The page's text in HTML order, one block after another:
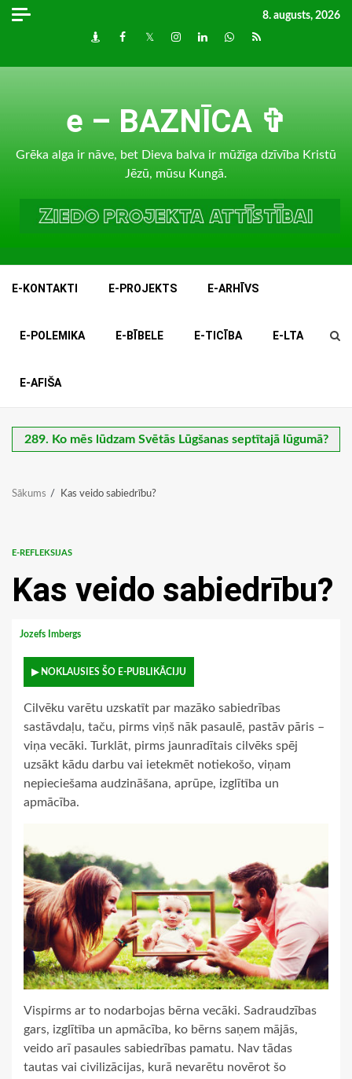
Skip
8. augusts, 2026
DraugiemFacebook
TwitterInstagram
LinkedInwhatsapp
RSS
e – BAZNĪCA ✞
Grēka alga ir nāve, bet Dieva balva ir mūžīga dzīvība Kristū
Jēzū, mūsu Kungā.
E-KONTAKTI E-PROJEKTS E-ARHĪVS
E-POLEMIKA E-BĪBELE E-TICĪBA E-LTA
E-AFIŠA
289. Ko mēs lūdzam Svētās Lūgšanas septītajā lūgumā?
Sākums Kas veido sabiedrību?
E-REFLEKSIJAS
Kas veido sabiedrību?
Jozefs Imbergs
▶ NOKLAUSIES ŠO E-PUBLIKĀCIJU
Cilvēku varētu uzskatīt par mazāko sabiedrības
sastāvdaļu, taču, pirms viņš nāk pasaulē, pastāv pāris –
viņa vecāki. Turklāt, pirms jaunradītais cilvēks spēj
uzsākt kādu darbu vai ietekmēt notiekošo, viņam
nepieciešama audzināšana, aprūpe, izglītība un
apmācība.
Vispirms ar to nodarbojas bērna vecāki. Sadraudzības
gars, izglītība un apmācība, ko bērns saņem mājās,
veido arī pasaules sabiedrības pamatu. Nav tādas
tautas vai civilizācijas, kurā nevarētu novērot šo